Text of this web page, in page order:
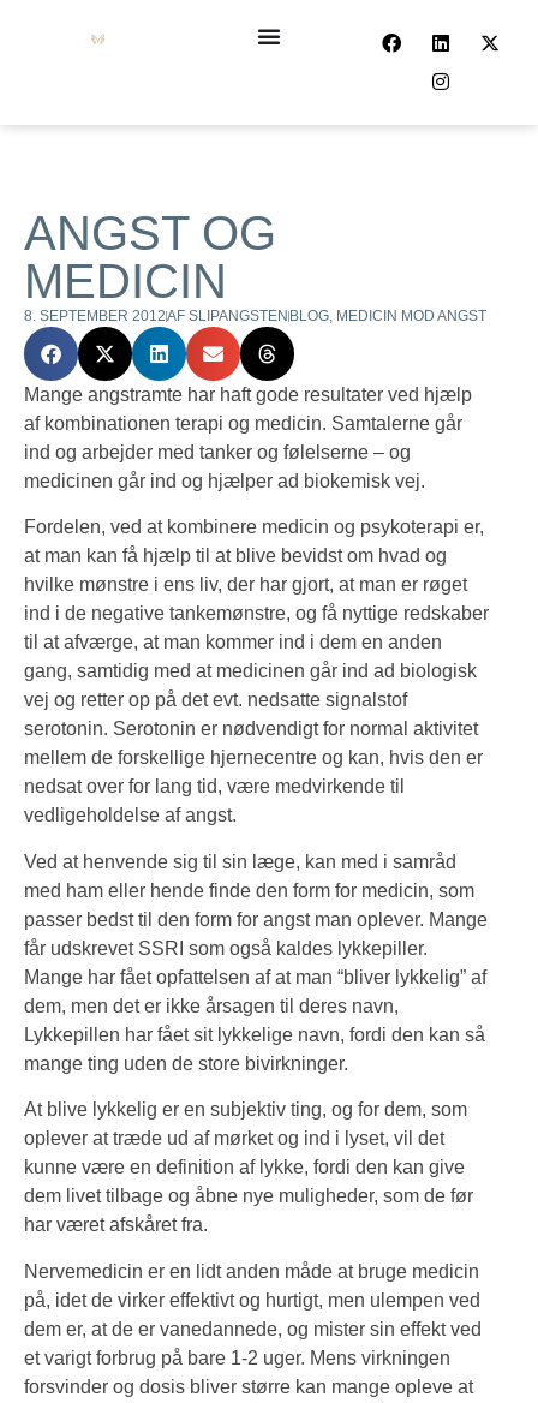
ANGST OG
MEDICIN
8. SEPTEMBER 2012AF SLIPANGSTEN BLOG, MEDICIN MOD ANGST
Mange angstramte har haft gode resultater ved hjælp
af kombinationen terapi og medicin. Samtalerne går
ind og arbejder med tanker og følelserne – og
medicinen går ind og hjælper ad biokemisk vej.
Fordelen, ved at kombinere medicin og psykoterapi er,
at man kan få hjælp til at blive bevidst om hvad og
hvilke mønstre i ens liv, der har gjort, at man er røget
ind i de negative tankemønstre, og få nyttige redskaber
til at afværge, at man kommer ind i dem en anden
gang, samtidig med at medicinen går ind ad biologisk
vej og retter op på det evt. nedsatte signalstof
serotonin. Serotonin er nødvendigt for normal aktivitet
mellem de forskellige hjernecentre og kan, hvis den er
nedsat over for lang tid, være medvirkende til
vedligeholdelse af angst.
Ved at henvende sig til sin læge, kan med i samråd
med ham eller hende finde den form for medicin, som
passer bedst til den form for angst man oplever. Mange
får udskrevet SSRI som også kaldes lykkepiller.
Mange har fået opfattelsen af at man “bliver lykkelig” af
dem, men det er ikke årsagen til deres navn,
Lykkepillen har fået sit lykkelige navn, fordi den kan så
mange ting uden de store bivirkninger.
At blive lykkelig er en subjektiv ting, og for dem, som
oplever at træde ud af mørket og ind i lyset, vil det
kunne være en definition af lykke, fordi den kan give
dem livet tilbage og åbne nye muligheder, som de før
har været afskåret fra.
Nervemedicin er en lidt anden måde at bruge medicin
på, idet de virker effektivt og hurtigt, men ulempen ved
dem er, at de er vanedannede, og mister sin effekt ved
et varigt forbrug på bare 1-2 uger. Mens virkningen
forsvinder og dosis bliver større kan mange opleve at